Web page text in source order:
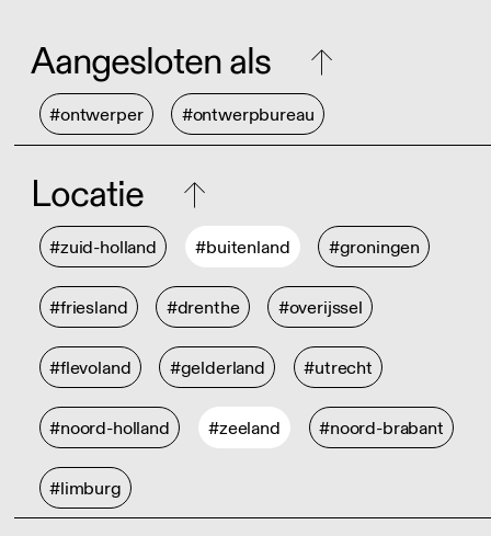
Aangesloten als
#ontwerper #ontwerpbureau
Locatie
#zuid-holland #buitenland #groningen
#friesland #drenthe #overijssel
#flevoland #gelderland #utrecht
#noord-holland #zeeland #noord-brabant
#limburg